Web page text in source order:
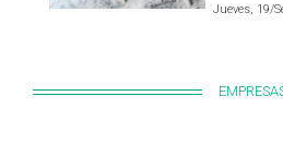
Jueves, 19/